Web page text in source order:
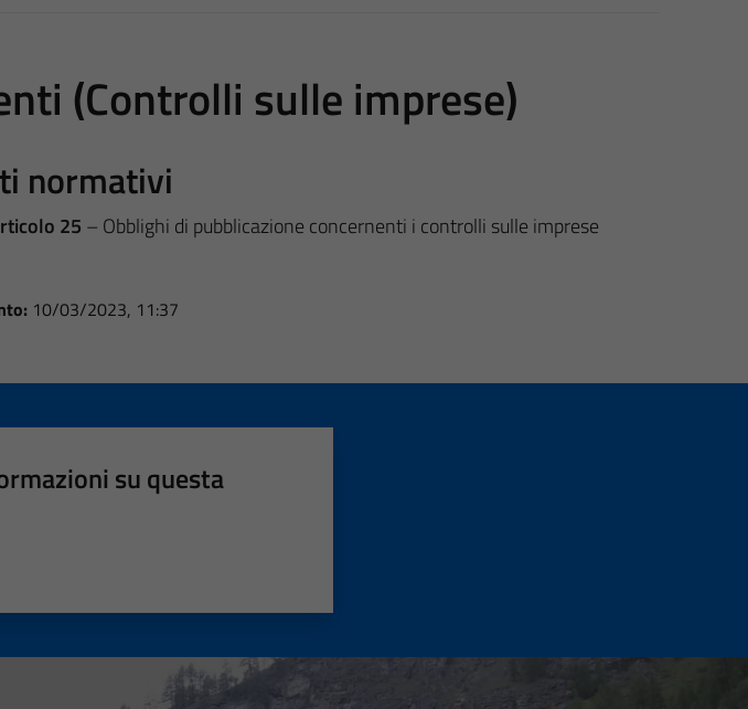
(Controlli sulle imprese)
normativi
25 – Obblighi di pubblicazione concernenti i controlli sulle imprese
10/03/2023, 11:37
su questa